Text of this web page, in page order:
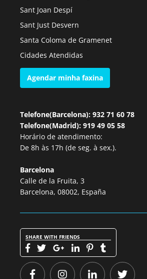
Sant Joan Despí
Sant Just Desvern
Santa Coloma de Gramenet
Cidades Atendidas
Agendar minha faxina
Telefone(Barcelona): 932 71 60 78
Telefone(Madrid): 919 49 05 58
Horário de atendimento:
De 8h às 17h (de seg. à sex.).
Barcelona
Calle de la Fruita, 3
Barcelona, 08002, España
SHARE WITH FRIENDS